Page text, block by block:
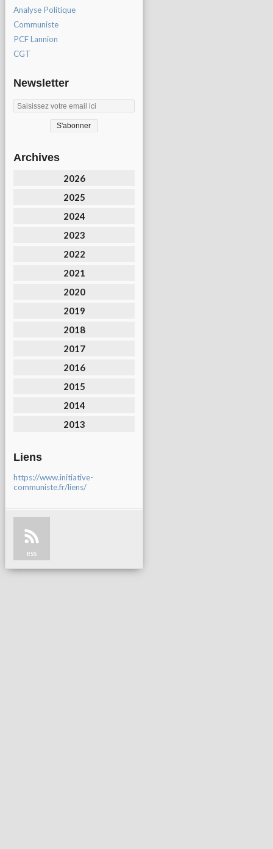
Analyse Politique
Communiste
PCF Lannion
CGT
Newsletter
Archives
2026
2025
2024
2023
2022
2021
2020
2019
2018
2017
2016
2015
2014
2013
Liens
https://www.initiative-
communiste.fr/liens/
RSS